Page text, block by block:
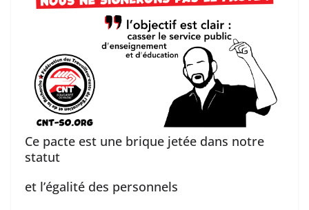
Ce pacte est une brique jetée dans notre
statut
et l’égalité des personnels